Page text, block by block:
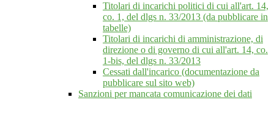
Titolari di incarichi politici di cui all'art. 14,
co. 1, del dlgs n. 33/2013 (da pubblicare in
tabelle)
Titolari di incarichi di amministrazione, di
direzione o di governo di cui all'art. 14, co.
1-bis, del dlgs n. 33/2013
Cessati dall'incarico (documentazione da
pubblicare sul sito web)
Sanzioni per mancata comunicazione dei dati